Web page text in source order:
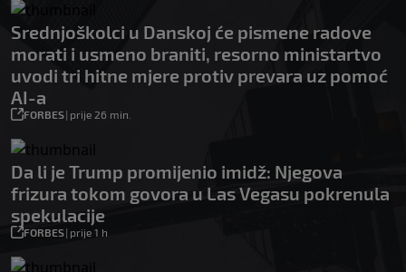
Srednjoškolci u Danskoj će pismene radove
morati i usmeno braniti, resorno ministartvo
uvodi tri hitne mjere protiv prevara uz pomoć
AI-a
FORBES| prije 26 min.
Da li je Trump promijenio imidž: Njegova
frizura tokom govora u Las Vegasu pokrenula
spekulacije
FORBES| prije 1 h